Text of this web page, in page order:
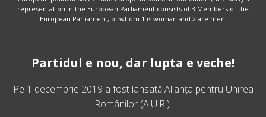
representation in the European Parliament consists of 3 Members of the
European Parliament, of whom 1 is woman and 2 are men.
Partidul e nou, dar lupta e veche!
Pe 1 decembrie 2019 a fost lansatăAlianța pentru Unirea
Românilor (A.U.R.).